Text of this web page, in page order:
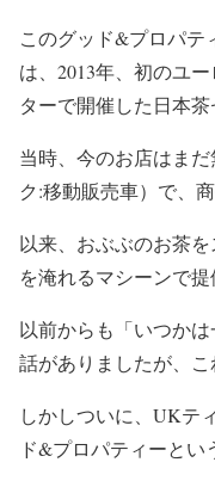
このグッド&プロパテ
は、2013年、初のユ
ターで開催した日本茶
当時、今のお店はま
ク:移動販売車）で、
以来、おぶぶのお茶
を淹れるマシーンで提
以前からも「いつか
話がありましたが、こ
しかしついに、UKテ
ド&プロパティーとい